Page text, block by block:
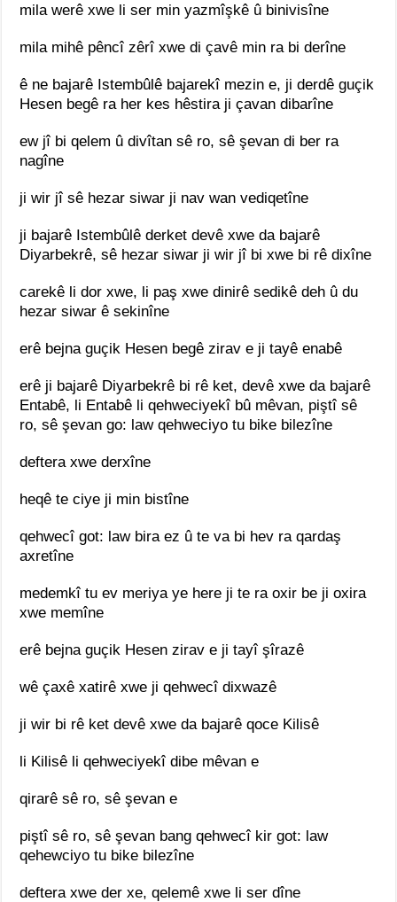
mila werê xwe li ser min yazmîşkê û binivisîne
mila mihê pêncî zêrî xwe di çavê min ra bi derîne
ê ne bajarê Istembûlê bajarekî mezin e, ji derdê guçik
Hesen begê ra her kes hêstira ji çavan dibarîne
ew jî bi qelem û divîtan sê ro, sê şevan di ber ra
nagîne
ji wir jî sê hezar siwar ji nav wan vediqetîne
ji bajarê Istembûlê derket devê xwe da bajarê
Diyarbekrê, sê hezar siwar ji wir jî bi xwe bi rê dixîne
carekê li dor xwe, li paş xwe dinirê sedikê deh û du
hezar siwar ê sekinîne
erê bejna guçik Hesen begê zirav e ji tayê enabê
erê ji bajarê Diyarbekrê bi rê ket, devê xwe da bajarê
Entabê, li Entabê li qehweciyekî bû mêvan, piştî sê
ro, sê şevan go: law qehweciyo tu bike bilezîne
deftera xwe derxîne
heqê te ciye ji min bistîne
qehwecî got: law bira ez û te va bi hev ra qardaş
axretîne
medemkî tu ev meriya ye here ji te ra oxir be ji oxira
xwe memîne
erê bejna guçik Hesen zirav e ji tayî şîrazê
wê çaxê xatirê xwe ji qehwecî dixwazê
ji wir bi rê ket devê xwe da bajarê qoce Kilisê
li Kilisê li qehweciyekî dibe mêvan e
qirarê sê ro, sê şevan e
piştî sê ro, sê şevan bang qehwecî kir got: law
qehewciyo tu bike bilezîne
deftera xwe der xe, qelemê xwe li ser dîne